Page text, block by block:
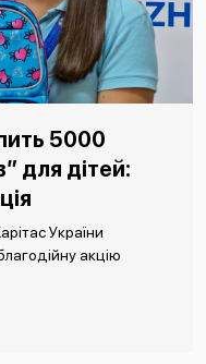
5000
для дітей:
України
акцію